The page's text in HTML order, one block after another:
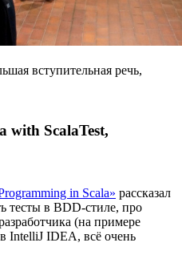
вступительная речь,
with ScalaTest,
in Scala» рассказал
тесты в BDD-стиле, про
(на примере
IntelliJ IDEA, всё очень